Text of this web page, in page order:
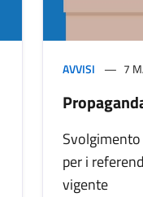
AVVISI 7
per i
vigente